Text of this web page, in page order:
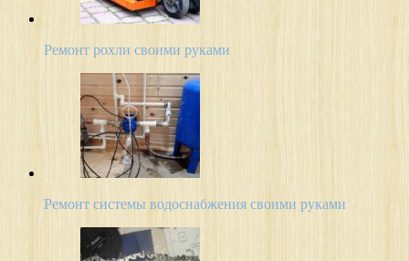
Ремонт рохли своими руками
Ремонт системы водоснабжения своими руками